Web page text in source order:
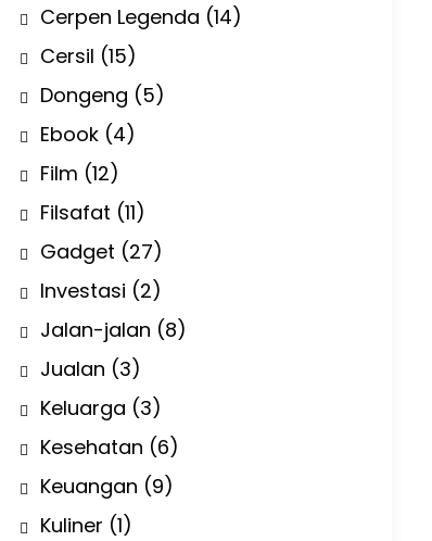
Cerpen Legenda (14)
Cersil (15)
Dongeng (5)
Ebook (4)
Film (12)
Filsafat (11)
Gadget (27)
Investasi (2)
Jalan-jalan (8)
Jualan (3)
Keluarga (3)
Kesehatan (6)
Keuangan (9)
Kuliner (1)